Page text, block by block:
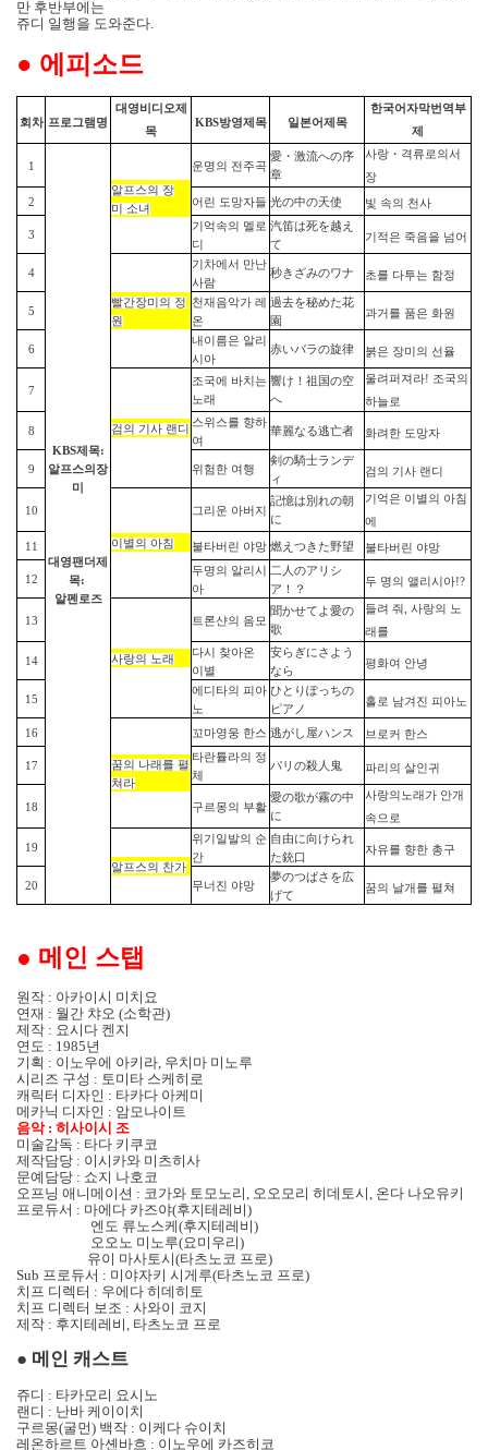
만 후반부에는
쥬디 일행을 도와준다.
● 에피소드
회차 프로그램명
대영비디오제
목
KBS방영제목 일본어제목
한국어자막번역부
제
1
KBS제목:
알프스의 장
미
대영팬더제
목:
알펜로즈
알프스의
장
미
소녀
운명의 전주곡
愛 ・ 激流への序
章
사랑 ・ 격류로의서
장
2 어린 도망자들 光の中の天使 빛 속의 천사
3
기억속의 멜로
디
汽笛は死を越え
て
기적은 죽음을 넘어
4
빨간장미의
정
원
기차에서 만난
사람
秒きざみのワナ 초를 다투는 함정
5
천재음악가 레
온
過去を秘めた花
園
과거를 품은 화원
6
내이름은 알리
시아
赤いバラの旋律 붉은 장미의 선율
7
검의 기사 랜디
조국에 바치는
노래
響け！祖 国の空
へ
울려퍼져라! 조국의
하늘로
8
스위스를 향하
여
華麗なる逃亡者 화려한 도망자
9 위험한 여행
剣の騎士ランデ
ィ
검의 기사 랜디
10
이별의 아침
그리운 아버지
記憶は別れの朝
に
기억은 이별의
아침
에
11 불타버린 야망 燃えつきた野望 불타버린 야망
12
두명의 알리시
아
二人のアリシ
ア！？
두 명의 앨리시아!?
13
사랑의 노래
트론샨의 음모
聞かせてよ愛の
歌
들려 줘 사랑의
노
래를
14
다시 찾아온
이별
安らぎにさよう
なら
평화여 안녕
15
에디타의 피아
노
ひとりぽっちの
ピアノ
홀로 남겨진 피아노
16
꿈의 나래를 펼
쳐라
꼬마영웅 한스 逃がし屋ハンス 브로커 한스
17
타란튤라의 정
체
パリの殺人鬼 파리의 살인귀
18 구르몽의 부활
愛の歌が霧の中
に
사랑의 노래가 안개
속으로
19
알프스의
찬가
위기일발의 순
간
自由に向けられ
た銃口
자유를 향한 총구
20 무너진 야망
夢のつばさを広
げて
꿈의 날개를 펼쳐
● 메인 스탭
원작 : 아카이시 미치요
연재 : 월간 챠오 (소학관)
제작 : 요시다 켄지
연도 : 1985년
기획 : 이노우에 아키라, 우치마 미노루
시리즈 구성 : 토미타 스케히로
캐릭터 디자인 : 타카다 아케미
메카닉 디자인 : 암모나이트
음악 : 히사이시 조
미술감독 : 타다 키쿠코
제작담당 : 이시카와 미츠히사
문예담당 : 쇼지 나호코
오프닝 애니메이션 : 코가와 토모노리, 오오모리 히데토시, 온다 나오유키
프로듀서 : 마에다 카즈야(후지테레비)
엔도 류노스케(후지테레비)
오오노 미노루(요미우리)
유이 마사토시(타츠노코 프로)
Sub 프로듀서 : 미야자키 시게루(타츠노코 프로)
치프 디렉터 : 우에다 히데히토
치프 디렉터 보조 : 사와이 코지
제작 : 후지테레비, 타츠노코 프로
● 메인 캐스트
쥬디 : 타카모리 요시노
랜디 : 난바 케이이치
구르몽(굴먼) 백작 : 이케다 슈이치
레온하르트 아셴바흐 : 이노우에 카즈히코